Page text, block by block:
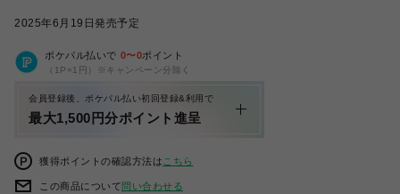
2025年6月19日発売予定
ポケパル払いで 0〜0ポイント
（1P=1円）※キャンペーン分除く
会員登録後、ポケパル払い初回登録&利用で
最大1,500円分ポイント進呈
獲得ポイントの確認方法は こちら
この商品について問い合わせる